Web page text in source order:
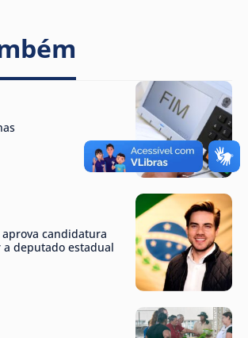
aprova candidatura
deputado estadual